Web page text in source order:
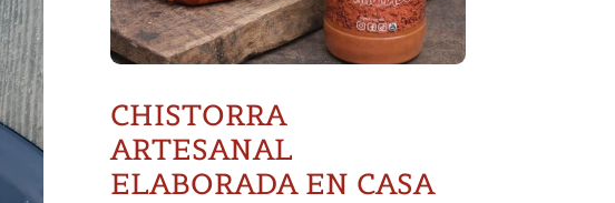
CHISTORRA
ARTESANAL
ELABORADA EN CASA